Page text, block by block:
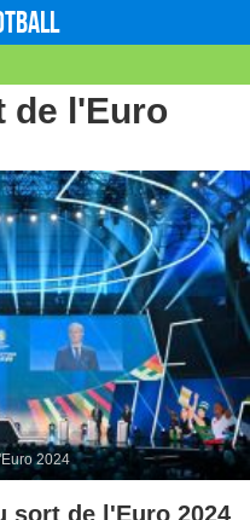
de l'Euro
2024
sort de l'Euro 2024